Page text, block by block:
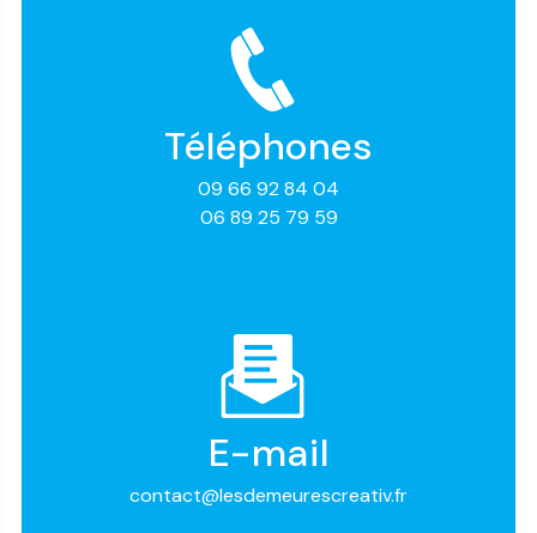
Téléphones
09 66 92 84 04
06 89 25 79 59
E-mail
contact@lesdemeurescreativ.fr